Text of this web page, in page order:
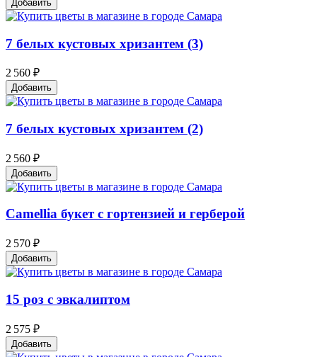
Добавить
7 белых кустовых хризантем (3)
2 560 ₽
Добавить
7 белых кустовых хризантем (2)
2 560 ₽
Добавить
Camellia букет с гортензией и герберой
2 570 ₽
Добавить
15 роз с эвкалиптом
2 575 ₽
Добавить